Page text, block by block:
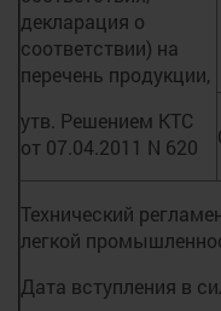
декларация о
соответствии) на
перечень продукции,
утв. Решением КТС
от 07.04.2011 N 620
Технический
легкой
Дата вступления в